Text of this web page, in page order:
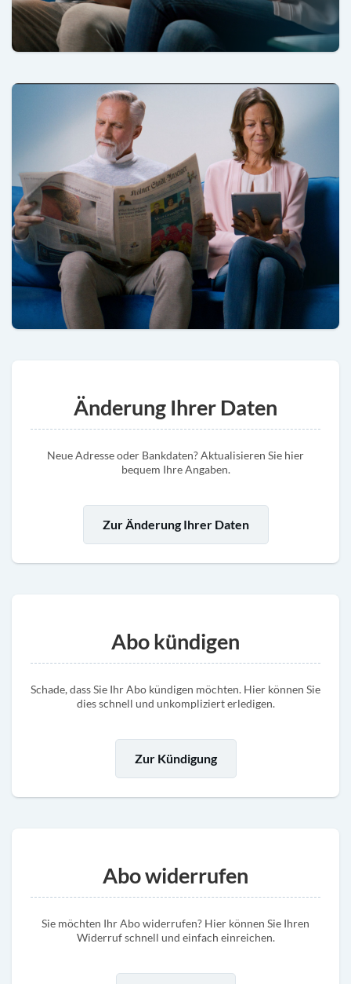
Änderung Ihrer Daten
Neue Adresse oder Bankdaten? Aktualisieren Sie hier
bequem Ihre Angaben.
Zur Änderung Ihrer Daten
Abo kündigen
Schade, dass Sie Ihr Abo kündigen möchten. Hier können Sie
dies schnell und unkompliziert erledigen.
Zur Kündigung
Abo widerrufen
Sie möchten Ihr Abo widerrufen? Hier können Sie Ihren
Widerruf schnell und einfach einreichen.